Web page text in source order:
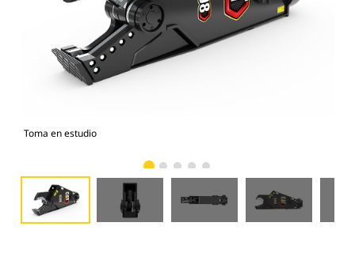
Toma en estudio